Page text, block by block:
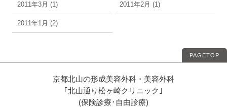
2011年3月 (1) 2011年2月 (1)
2011年1月 (2)
PAGETOP
京都北山の形成美容外科・美容外科
｢北山通り松ヶ崎クリニック｣
(保険診療･自由診療)